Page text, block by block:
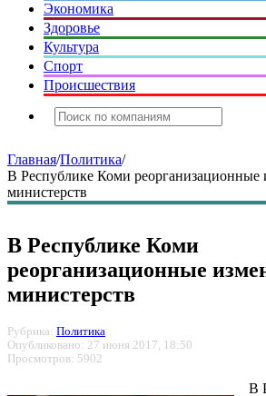
Экономика
Здоровье
Культура
Спорт
Происшествия
Главная/Политика/
В Республике Коми реорганизационные
министерств
В Республике Коми
реорганизационные
министерств
Рубрика: Политика
Опубликовано: 27 июня 2017, 18:50
Просмотров: 5902
В